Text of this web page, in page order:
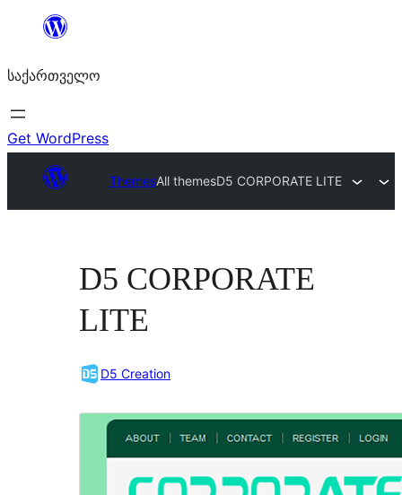
შიგთავსზე
საქართველო
Get WordPress
ThemesAll themesD5 CORPORATE LITE
D5 CORPORATE
LITE
D5 Creation